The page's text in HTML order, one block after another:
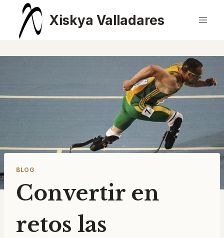
Saltar
contenido
Xiskya Valladares
BLOG
Convertir en
retos las